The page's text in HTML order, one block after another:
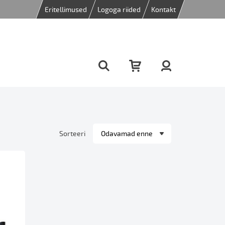
Eritellimused Logoga riided Kontakt
Sorteeri